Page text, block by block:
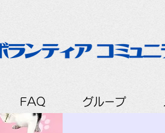
FAQ グループ